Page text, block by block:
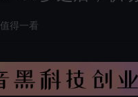
值得一看